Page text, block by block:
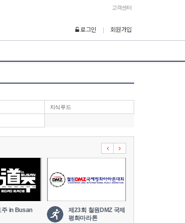
고객센터
로그인 회원가입
지식푸드
주 in Busan
제23회 철원DMZ 국제
평화마라톤